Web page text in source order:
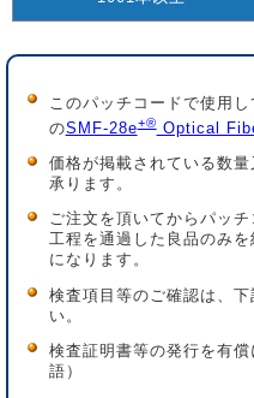
このパッチコードで使用
のSMF-28e+®Optical
価格が掲載されている数
承ります。
ご注文を頂いてからパッ
工程を通過した良品のみ
になります。
検査項目等のご確認は、
い。
検査証明書等の発行を有
語）